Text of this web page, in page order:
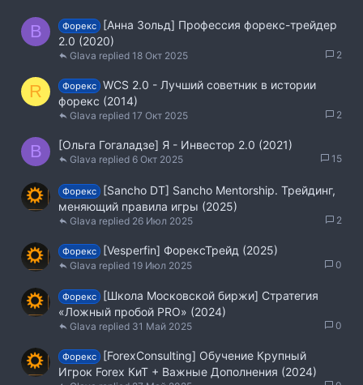
B Форекс
[Анна Зольд] Профессия форекс-трейдер
2.0 (2020)
2
18 Окт 2025
Glava
R Форекс WCS 2.0 - Лучший советник в истории
форекс (2014)
2
17 Окт 2025
Glava
B [Ольга Гогаладзе] Я - Инвестор 2.0 (2021)
15
6 Окт 2025
Glava
Форекс
[Sancho DT] Sancho Mentorship. Трейдинг,
меняющий правила игры (2025)
2
26 Июл 2025
Glava
Форекс [Vesperfin] ФорексТрейд (2025)
0
19 Июл 2025
Glava
Форекс
[Школа Московской биржи] Стратегия
«Ложный пробой PRO» (2024)
0
31 Май 2025
Glava
Форекс
[ForexConsulting] Обучение Крупный
Игрок Forex КиТ + Важные Дополнения (2024)